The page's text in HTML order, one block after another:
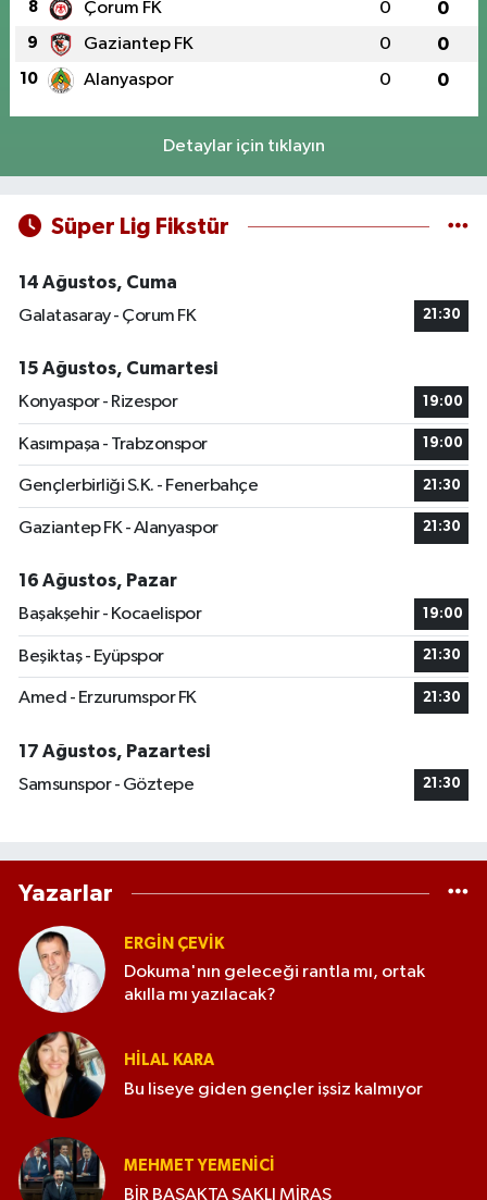
8 Çorum FK 0 0
9 Gaziantep FK 0 0
10 Alanyaspor 0 0
Detaylar için tıklayın
Süper Lig Fikstür
14 Ağustos, Cuma
Galatasaray - Çorum FK
21:30
15 Ağustos, Cumartesi
Konyaspor - Rizespor
19:00
Kasımpaşa - Trabzonspor 19:00
Gençlerbirliği S.K. - Fenerbahçe 21:30
Gaziantep FK - Alanyaspor 21:30
16 Ağustos, Pazar
Başakşehir - Kocaelispor
19:00
Beşiktaş - Eyüpspor 21:30
Amed - Erzurumspor FK 21:30
17 Ağustos, Pazartesi
Samsunspor - Göztepe
21:30
Yazarlar
ERGIN ÇEVİK
Dokuma'nın geleceği rantla mı, ortak
akılla mı yazılacak?
HILAL KARA
Bu liseye giden gençler işsiz kalmıyor
MEHMET YEMENICI
BİR BAŞAKTA SAKLI MİRAS